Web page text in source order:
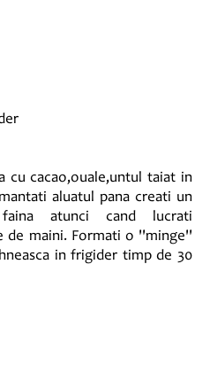
cu cacao,ouale,untul taiat in
aluatul pana creati un
atunci cand lucrati
de maini. Formati o ''minge''
in frigider timp de 30